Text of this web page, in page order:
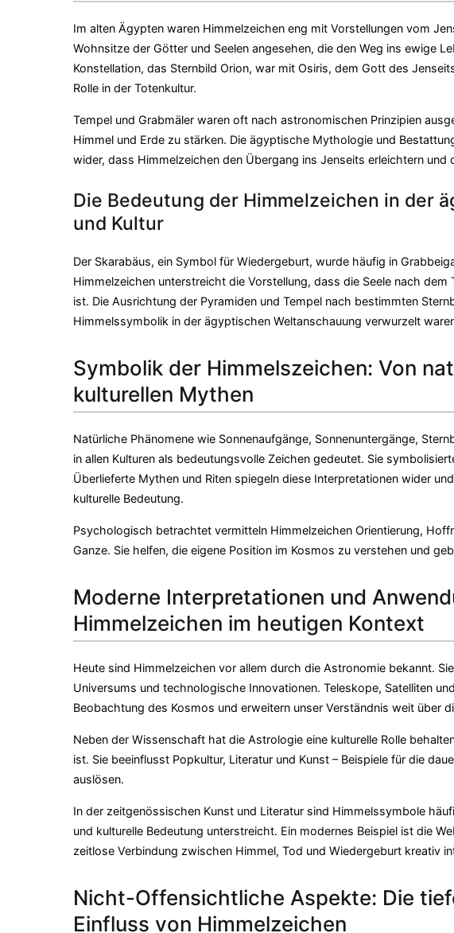
Im alten Ägypten waren Himmelzeichen eng mit Vorstellungen vom
Wohnsitze der Götter und Seelen angesehen, die den Weg ins ewige
Konstellation, das Sternbild Orion, war mit Osiris, dem Gott des
Rolle in der Totenkultur.
Tempel und Grabmäler waren oft nach astronomischen Prinzipien
Himmel und Erde zu stärken. Die ägyptische Mythologie und
wider, dass Himmelzeichen den Übergang ins Jenseits erleichtern und
Die Bedeutung der Himmelzeichen in der
und Kultur
Der Skarabäus, ein Symbol für Wiedergeburt, wurde häufig in
Himmelzeichen unterstreicht die Vorstellung, dass die Seele nach
ist. Die Ausrichtung der Pyramiden und Tempel nach bestimmten
Himmelssymbolik in der ägyptischen Weltanschauung verwurzelt
Symbolik der Himmelszeichen: Von
kulturellen Mythen
Natürliche Phänomene wie Sonnenaufgänge, Sonnenuntergänge,
in allen Kulturen als bedeutungsvolle Zeichen gedeutet. Sie
Überlieferte Mythen und Riten spiegeln diese Interpretationen wider
kulturelle Bedeutung.
Psychologisch betrachtet vermitteln Himmelzeichen Orientierung,
Ganze. Sie helfen, die eigene Position im Kosmos zu verstehen und
Moderne Interpretationen und
Himmelzeichen im heutigen Kontext
Heute sind Himmelzeichen vor allem durch die Astronomie bekannt.
Universums und technologische Innovationen. Teleskope, Satelliten
Beobachtung des Kosmos und erweitern unser Verständnis weit über
Neben der Wissenschaft hat die Astrologie eine kulturelle Rolle
ist. Sie beeinflusst Popkultur, Literatur und Kunst – Beispiele für die
auslösen.
In der zeitgenössischen Kunst und Literatur sind Himmelssymbole
und kulturelle Bedeutung unterstreicht. Ein modernes Beispiel ist die
zeitlose Verbindung zwischen Himmel, Tod und Wiedergeburt kreativ
Nicht-Offensichtliche Aspekte: Die
Einfluss von Himmelzeichen